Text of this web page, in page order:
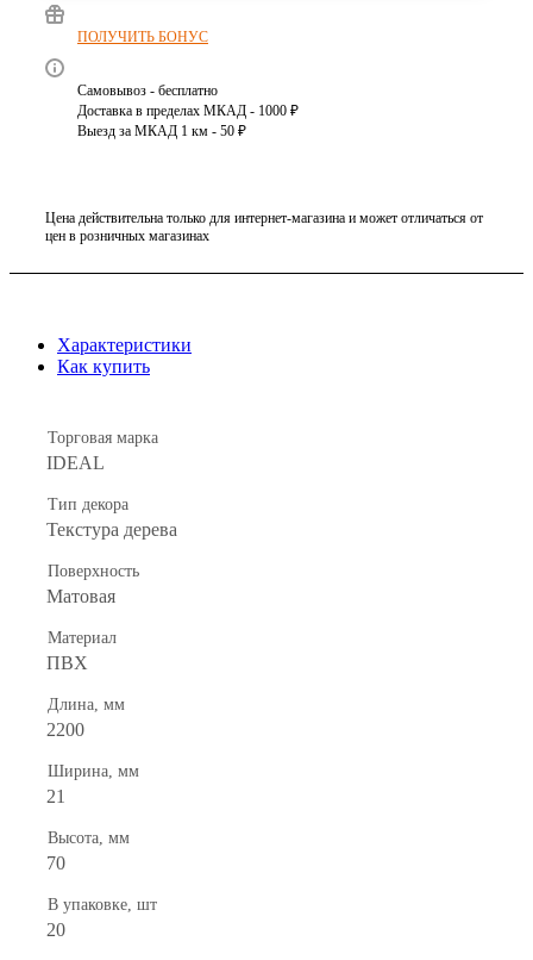
ПОЛУЧИТЬ БОНУС
Самовывоз - бесплатно
Доставка в пределах МКАД - 1000 ₽
Выезд за МКАД 1 км - 50 ₽
Цена действительна только для интернет-магазина и может отличаться от
цен в розничных магазинах
Характеристики
Как купить
Торговая марка
IDEAL
Тип декора
Текстура дерева
Поверхность
Матовая
Материал
ПВХ
Длина, мм
2200
Ширина, мм
21
Высота, мм
70
В упаковке, шт
20